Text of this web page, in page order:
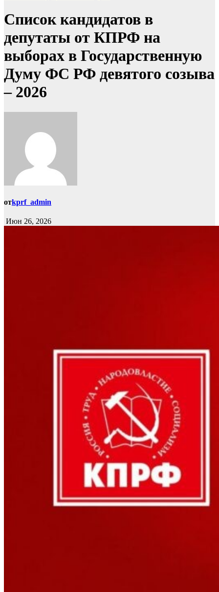
Список кандидатов в
депутаты от КПРФ на
выборах в Государственную
Думу ФС РФ девятого созыва
– 2026
отkprf_admin
Июн 26, 2026